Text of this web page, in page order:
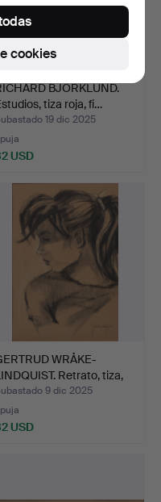
BJÖRKLUND.
tiza roja, fi…
19 dic 2025
USD
WRÅKE-
Retrato, tiza,
9 dic 2025
USD
cookies